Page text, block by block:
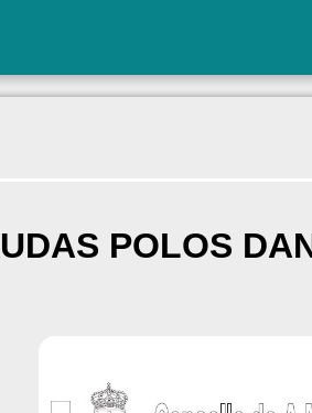
POLOS